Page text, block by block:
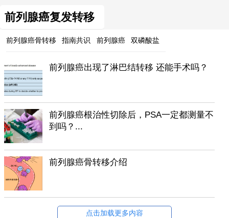
前列腺癌复发转移
前列腺癌骨转移 指南共识 前列腺癌 双磷酸盐
前列腺癌出现了淋巴结转移 还能手术吗？
前列腺癌根治性切除后，PSA一定都测量不
到吗？...
前列腺癌骨转移介绍
点击加载更多内容